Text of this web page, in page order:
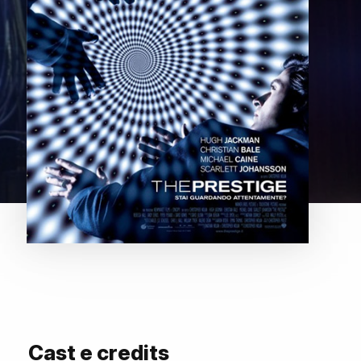
Cast e credits